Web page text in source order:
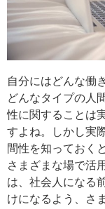
自分にはどんな働
どんなタイプの人
性に関することは
すよね。しかし実
間性を知っておく
さまざまな場で活
は、社会人になる
けになるよう、さ